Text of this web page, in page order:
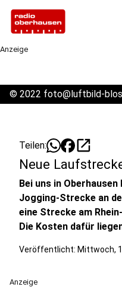
Anzeige
© 2022 foto@luftbild-
Teilen: open_in_new
Neue
Bei uns in
Jogging-Strecke an
eine Strecke am
Die Kosten dafür
Veröffentlicht: Mittwoch,
Anzeige